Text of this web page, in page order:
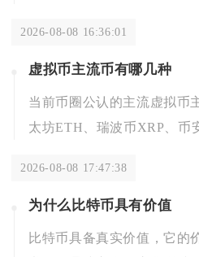
2026-08-08 16:36:01
虚拟币主流币有哪几种
当前币圈公认的主流虚拟币
太坊ETH、瑞波币XRP、币
2026-08-08 17:47:38
为什么比特币具有价值
比特币具备真实价值，它的